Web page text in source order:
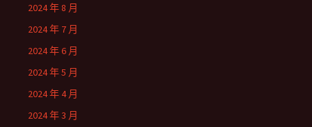
2024 年 8 月
2024 年 7 月
2024 年 6 月
2024 年 5 月
2024 年 4 月
2024 年 3 月